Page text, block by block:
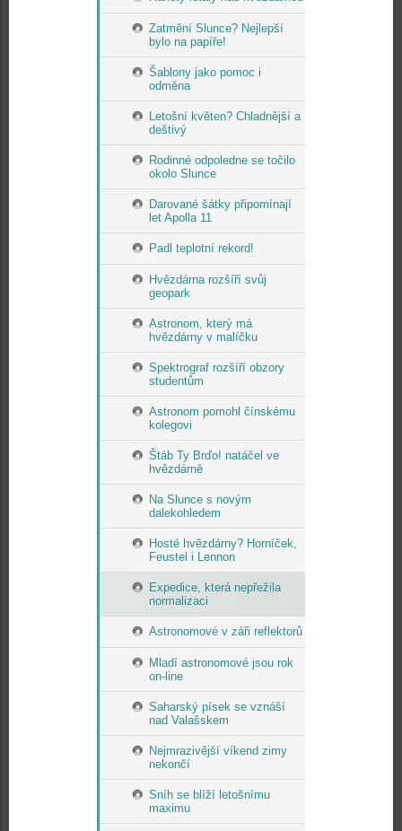
Zatmění Slunce? Nejlepší
bylo na papíře!
Šablony jako pomoc i
odměna
Letošní květen? Chladnější a
deštivý
Rodinné odpoledne se točilo
okolo Slunce
Darované šátky připomínají
let Apolla 11
Padl teplotní rekord!
Hvězdárna rozšíří svůj
geopark
Astronom, který má
hvězdárny v malíčku
Spektrograf rozšíří obzory
studentům
Astronom pomohl čínskému
kolegovi
Štáb Ty Brďo! natáčel ve
hvězdárně
Na Slunce s novým
dalekohledem
Hosté hvězdárny? Horníček,
Feustel i Lennon
Expedice, která nepřežila
normalizaci
Astronomové v záři reflektorů
Mladí astronomové jsou rok
on-line
Saharský písek se vznáší
nad Valašskem
Nejmrazivější víkend zimy
nekončí
Sníh se blíží letošnímu
maximu